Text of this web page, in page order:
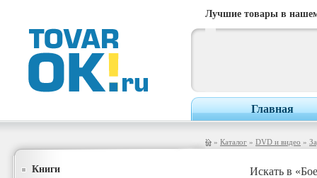
Лучшие товары в
Главная
» Каталог » DVD и видео »
Книги Искать в